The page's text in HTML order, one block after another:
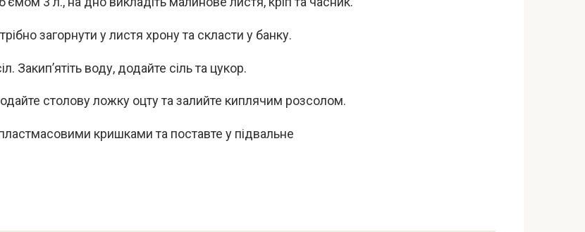
загорнути у листя хрону та скласти у банку.
Закип’ятіть воду, додайте сіль та цукор.
столову ложку оцту та залийте киплячим розсолом.
кришками та поставте у підвальне